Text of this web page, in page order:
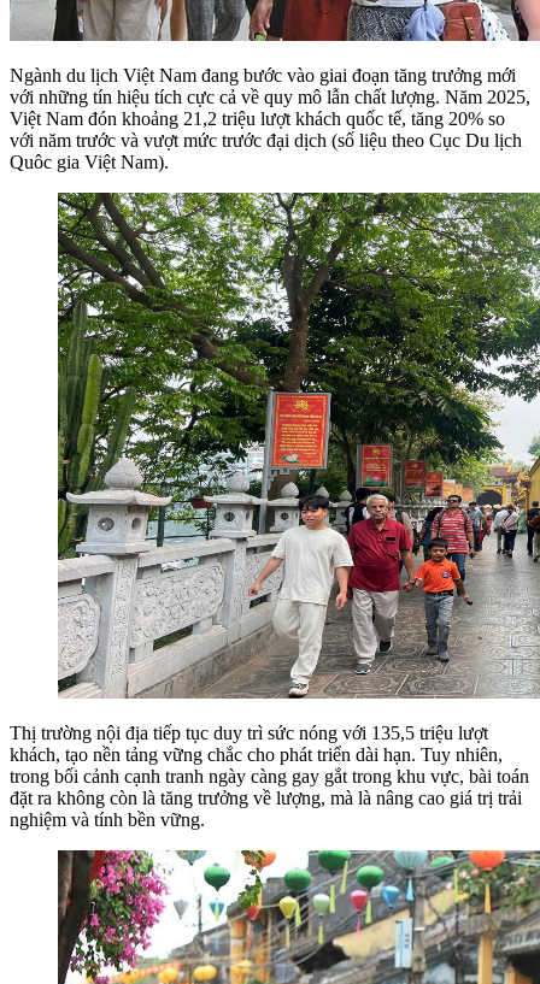
Ngành du lịch Việt Nam đang bước vào giai đoạn tăng trưởng mới
với những tín hiệu tích cực cả về quy mô lẫn chất lượng. Năm 2025,
Việt Nam đón khoảng 21,2 triệu lượt khách quốc tế, tăng 20% so
với năm trước và vượt mức trước đại dịch (số liệu theo Cục Du lịch
Quôc gia Việt Nam).
Thị trường nội địa tiếp tục duy trì sức nóng với 135,5 triệu lượt
khách, tạo nền tảng vững chắc cho phát triển dài hạn. Tuy nhiên,
trong bối cảnh cạnh tranh ngày càng gay gắt trong khu vực, bài toán
đặt ra không còn là tăng trưởng về lượng, mà là nâng cao giá trị trải
nghiệm và tính bền vững.